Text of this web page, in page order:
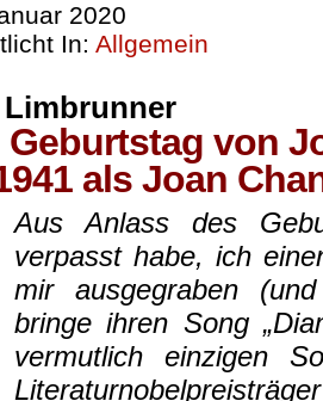
2020
In: Allgemein
Limbrunner
Geburtstag von
als Joan
Aus Anlass des
verpasst habe, ich
mir ausgegraben
bringe ihren Song
vermutlich einzigen